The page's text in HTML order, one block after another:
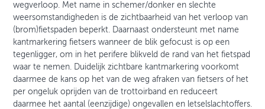
wegverloop. Met name in schemer/donker en slechte
weersomstandigheden is de zichtbaarheid van het verloop van
(brom)fietspaden beperkt. Daarnaast ondersteunt met name
kantmarkering fietsers wanneer de blik gefocust is op een
tegenligger, om in het perifere blikveld de rand van het fietspad
waar te nemen. Duidelijk zichtbare kantmarkering voorkomt
daarmee de kans op het van de weg afraken van fietsers of het
per ongeluk oprijden van de trottoirband en reduceert
daarmee het aantal (eenzijdige) ongevallen en letselslachtoffers.